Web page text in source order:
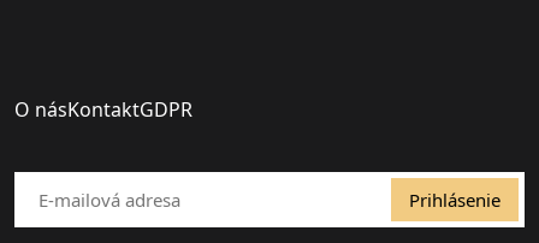
O násKontaktGDPR
Prihlásenie